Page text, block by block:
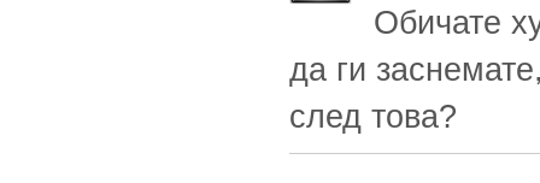
Обичате
да ги
след това?